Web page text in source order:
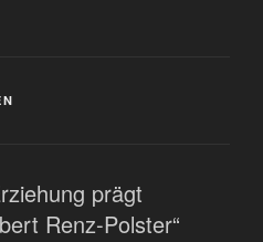
prägt
Renz-Polster“